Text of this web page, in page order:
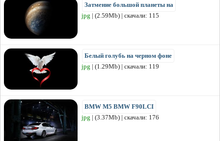
Затмение большой планеты на
jpg | (2.59Mb) | скачали: 115
Белый голубь на черном фоне
jpg | (1.29Mb) | скачали: 119
BMW M5 BMW F90LCI
jpg | (3.37Mb) | скачали: 176